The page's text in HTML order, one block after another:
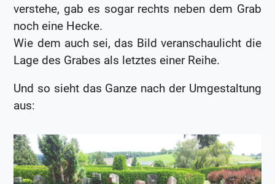
verstehe, gab es sogar rechts neben dem Grab
noch eine Hecke.
Wie dem auch sei, das Bild veranschaulicht die
Lage des Grabes als letztes einer Reihe.
Und so sieht das Ganze nach der Umgestaltung
aus: